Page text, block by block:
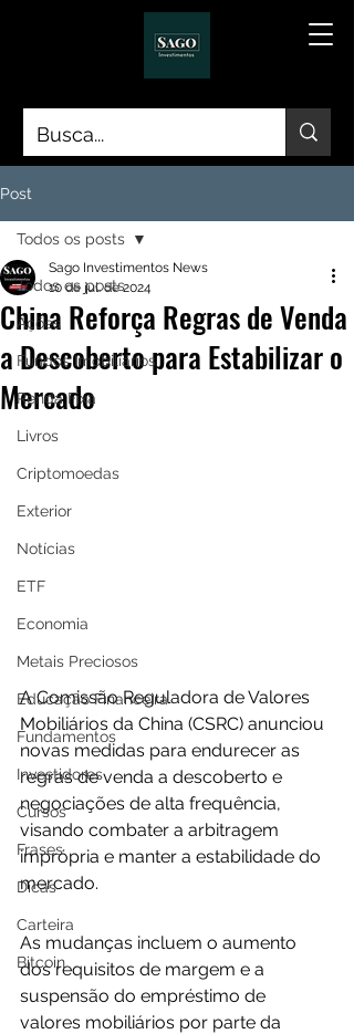
Post
Todos os posts
Ações
Fundos Imobiliários
Renda Fixa
Livros
Criptomoedas
Exterior
Notícias
ETF
Economia
Metais Preciosos
Educação Financeira
Fundamentos
Investidores
Cursos
Frases
Dicas
Carteira
Bitcoin
Todos os posts
China Reforça Regras de Venda
a Descoberto para Estabilizar o
Mercado
Sago Investimentos News
10 de jul. de 2024
A Comissão Reguladora de Valores
Mobiliários da China (CSRC) anunciou
novas medidas para endurecer as
regras de venda a descoberto e
negociações de alta frequência,
visando combater a arbitragem
imprópria e manter a estabilidade do
mercado.
As mudanças incluem o aumento
dos requisitos de margem e a
suspensão do empréstimo de
valores mobiliários por parte da